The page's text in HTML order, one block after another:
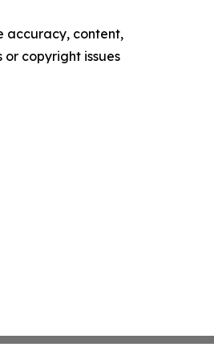
accuracy, content,
copyright issues